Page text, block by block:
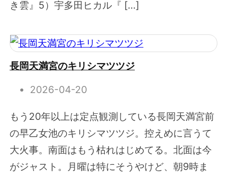
き雲』5）宇多田ヒカル『 […]
長岡天満宮のキリシマツツジ
2026-04-20
もう20年以上は定点観測している長岡天満宮前
の早乙女池のキリシマツツジ。控えめに言うて
大火事。南面はもう枯れはじめてる。北面は今
がジャスト。月曜は特にそうやけど、朝9時ま